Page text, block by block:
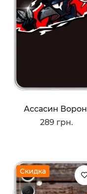
Ассасин Ворон
289 грн.
Скидка